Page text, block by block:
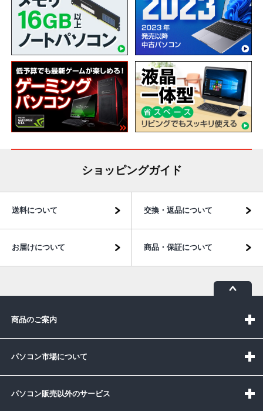
ショッピングガイド
送料について 交換・返品について
お届けについて 商品・保証について
商品のご案内
パソコン市場について
パソコン販売以外のサービス